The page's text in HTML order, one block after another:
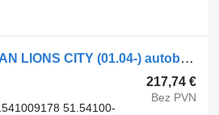
WABCO TT01.33.002 pneimatiskais kompresors paredzēts MAN LIONS CITY (01.04-) autobusa
217,74 €
Bez PVN
51.54100-